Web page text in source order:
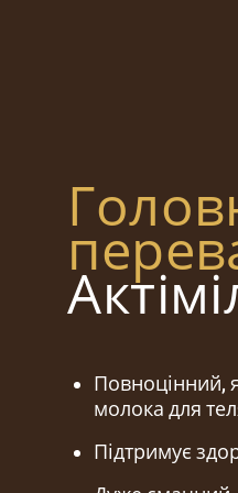
Повноцінний,
молока для
Підтримує